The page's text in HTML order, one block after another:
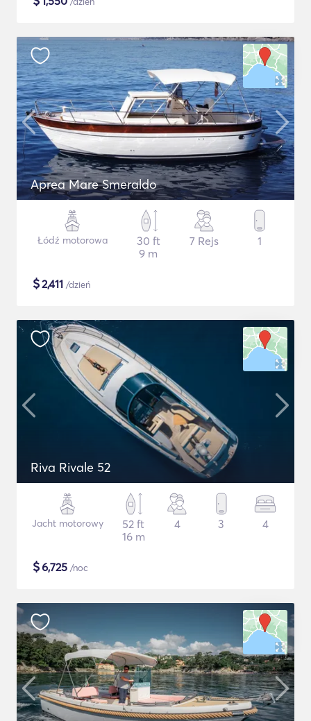
Aprea Mare Smeraldo
Łódź motorowa
30 ft
9 m
7 Rejs 1
$2,411 /dzień
Riva Rivale 52
Jacht motorowy
52 ft
16 m
4 3 4
$6,725 /noc